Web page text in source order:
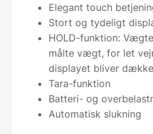
Elegant touch
Stort og tydeligt
HOLD-funktion:
målte vægt, for let
displayet bliver
Tara-funktion
Batteri- og
Automatisk slukning